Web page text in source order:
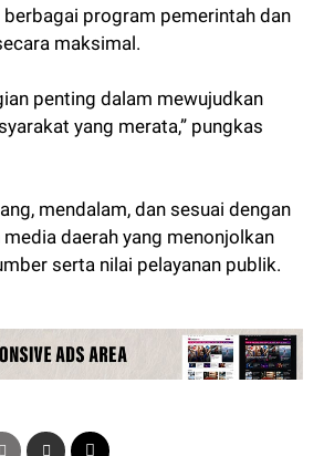
program pemerintah dan
maksimal.
penting dalam mewujudkan
yang merata,” pungkas
mendalam, dan sesuai dengan
daerah yang menonjolkan
serta nilai pelayanan publik.